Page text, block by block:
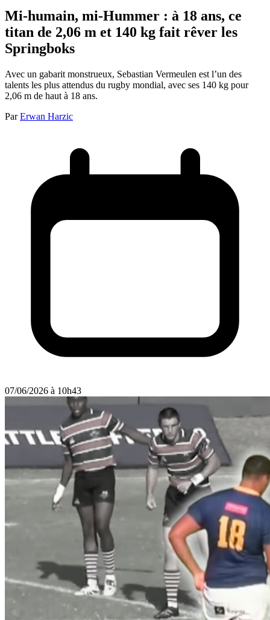
Mi-humain, mi-Hummer : à 18 ans, ce
titan de 2,06 m et 140 kg fait rêver les
Springboks
Avec un gabarit monstrueux, Sebastian Vermeulen est l’un des
talents les plus attendus du rugby mondial, avec ses 140 kg pour
2,06 m de haut à 18 ans.
Par Erwan Harzic
07/06/2026 à 10h43